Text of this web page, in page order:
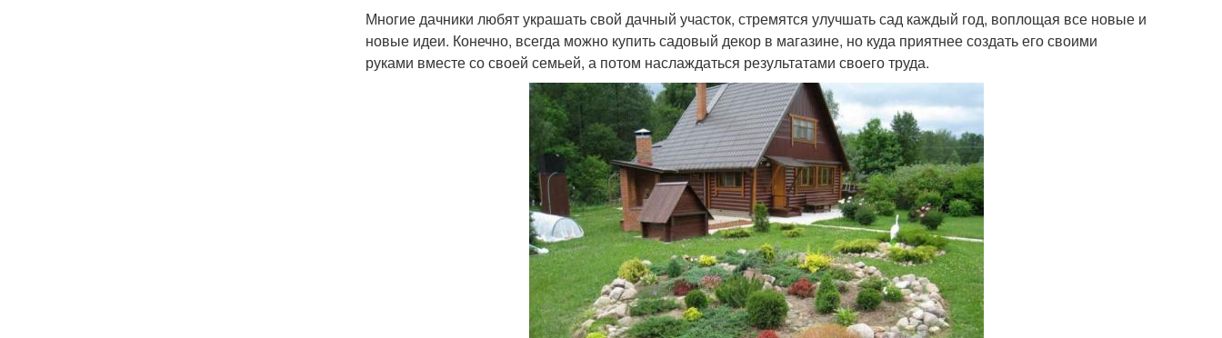
Многие дачники любят украшать свой дачный участок, стремятся улучшать сад каждый год, воплощая все новые и
новые идеи. Конечно, всегда можно купить садовый декор в магазине, но куда приятнее создать его своими
руками вместе со своей семьей, а потом наслаждаться результатами своего труда.